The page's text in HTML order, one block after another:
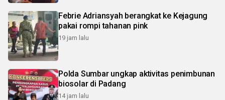
Febrie Adriansyah berangkat ke Kejagung
pakai rompi tahanan pink
19 jam lalu
Polda Sumbar ungkap aktivitas penimbunan
biosolar di Padang
14 jam lalu